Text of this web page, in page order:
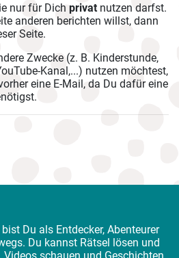
Freizeit
nur für Dich privat nutzen darfst.
anderen berichten willst, dann
Seite.
Zwecke (z. B. Kinderstunde,
Kanal,...) nutzen möchtest,
eine E-Mail, da Du dafür eine
Du als Entdecker, Abenteurer
Du kannst Rätsel lösen und